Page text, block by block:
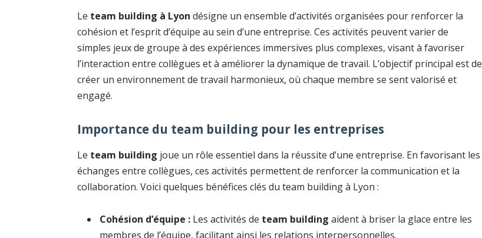
Le team building à Lyon désigne un ensemble d’activités organisées pour renforcer la
cohésion et l’esprit d’équipe au sein d’une entreprise. Ces activités peuvent varier de
simples jeux de groupe à des expériences immersives plus complexes, visant à favoriser
l’interaction entre collègues et à améliorer la dynamique de travail. L’objectif principal est de
créer un environnement de travail harmonieux, où chaque membre se sent valorisé et
engagé.
Importance du team building pour les entreprises
Le team building joue un rôle essentiel dans la réussite d’une entreprise. En favorisant les
échanges entre collègues, ces activités permettent de renforcer la communication et la
collaboration. Voici quelques bénéfices clés du team building à Lyon :
Cohésion d’équipe : Les activités de team building aident à briser la glace entre les
membres de l’équipe, facilitant ainsi les relations interpersonnelles.